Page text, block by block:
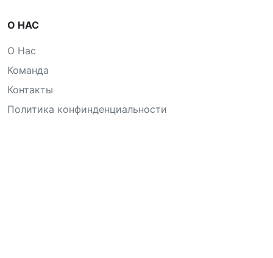
О НАС
О Нас
Команда
Контакты
Политика конфинденциальности